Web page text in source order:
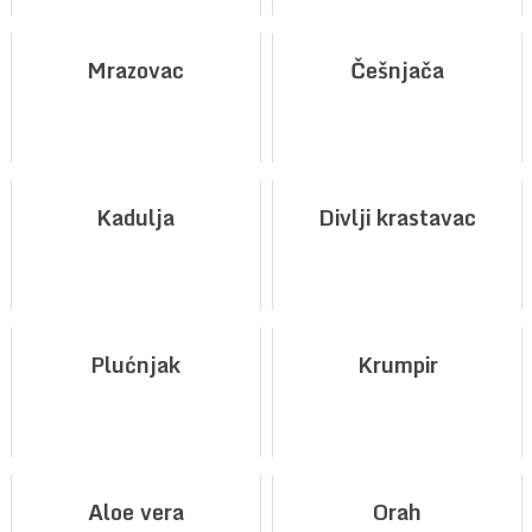
Mrazovac Češnjača
Kadulja Divlji krastavac
Plućnjak Krumpir
Aloe vera Orah